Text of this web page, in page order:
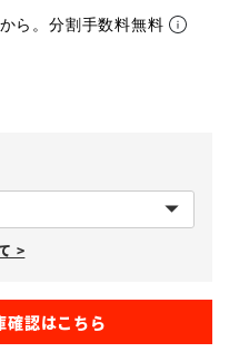
から。分割手数料無料
>